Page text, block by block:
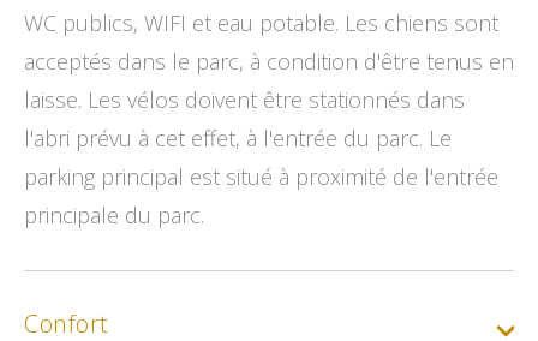
WC publics, WIFI et eau potable. Les chiens sont
acceptés dans le parc, à condition d'être tenus en
laisse. Les vélos doivent être stationnés dans
l'abri prévu à cet effet, à l'entrée du parc. Le
parking principal est situé à proximité de l'entrée
principale du parc.
Confort